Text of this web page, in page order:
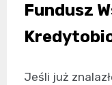
Fundusz
Jeśli już